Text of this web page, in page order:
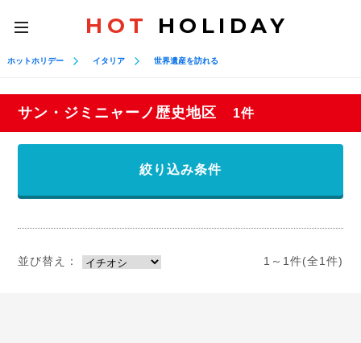
toggle
navigation
HOT HOLIDAY
ホットホリデー イタリア 世界遺産を訪れる
サン・ジミニャーノ歴史地区 1件
絞り込み条件
並び替え： 1～1件(全1件)